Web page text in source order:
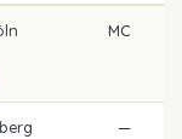
MC
—